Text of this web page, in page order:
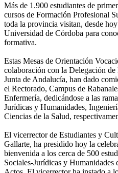
Más de 1.900 estudiantes de
cursos de Formación Profesional
toda la provincia visitan, desde
Universidad de Córdoba para
formativa.
Estas Mesas de Orientación
colaboración con la Delegación
Junta de Andalucía, han dado
el Rectorado, Campus de
Enfermería, dedicándose a las
Jurídicas y Humanidades,
Ciencias de la Salud,
El vicerrector de Estudiantes y
Gallarte, ha presidido hoy la
bienvenida a los cerca de 500
Sociales-Jurídicas y Humanidades